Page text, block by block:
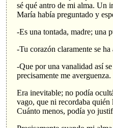
sé qué antro de mi alma. Un
María había preguntado y
-Es una tontada, madre; una
-Tu corazón claramente se ha
-Que por una vanalidad así
precisamente me averguenza.
Era inevitable; no podía
vago, que ni recordaba
Cuánto menos, podía yo